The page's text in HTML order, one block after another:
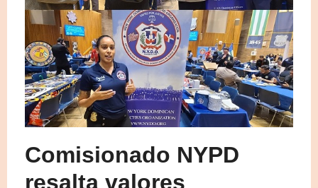
Comisionado NYPD
resalta valores